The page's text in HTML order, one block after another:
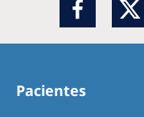
Pacientes